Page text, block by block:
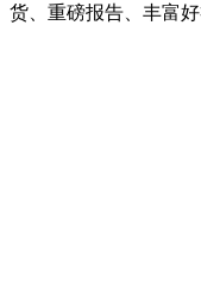
货、重磅报告、丰富